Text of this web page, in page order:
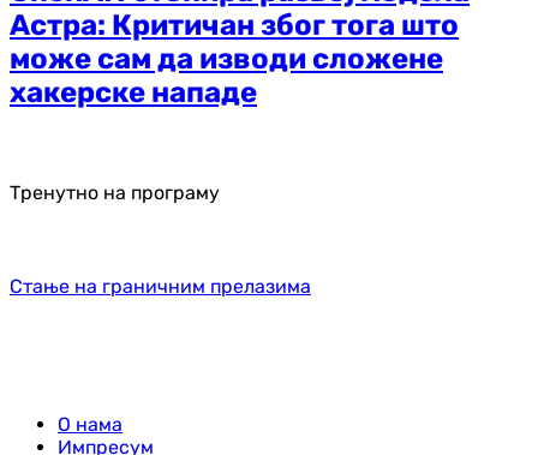
Астра: Критичан због тога што
може сам да изводи сложене
хакерске нападе
Тренутно на програму
Стање на граничним прелазима
О нама
Импресум